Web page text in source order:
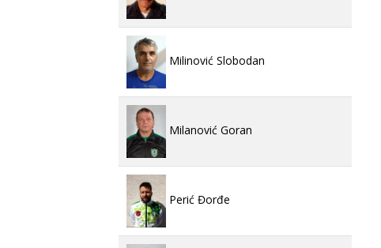
Milinović Slobodan
Milanović Goran
Perić Đorđe